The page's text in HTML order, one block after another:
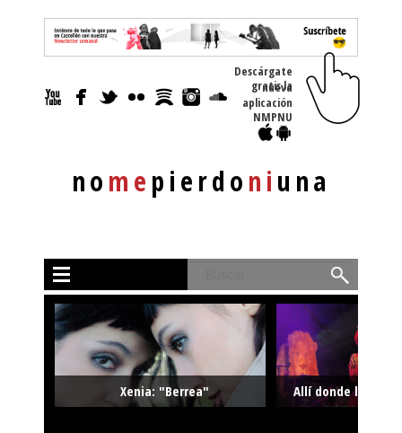
nomepierdoniuna
Descárgate
gratis la nueva
aplicación
NMPNU
Xenia: "Berrea" Allí donde la